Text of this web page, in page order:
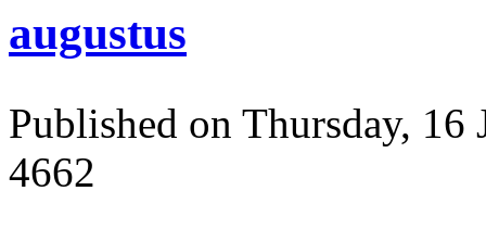
augustus
Published on Thursday,
4662